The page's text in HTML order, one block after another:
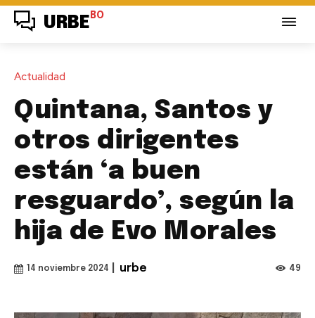
URBE BO
Actualidad
Quintana, Santos y
otros dirigentes
están ‘a buen
resguardo’, según la
hija de Evo Morales
14 noviembre 2024 urbe 49